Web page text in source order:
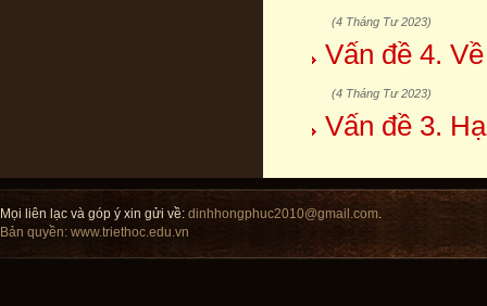
(4 Tháng Tư 2023)
Vấn đề 4.
(4 Tháng Tư 2023)
Vấn đề 3.
Mọi liên lạc và góp ý xin gửi về: dinhhongphuc2010@gmail.com.
Bản quyền: www.triethoc.edu.vn